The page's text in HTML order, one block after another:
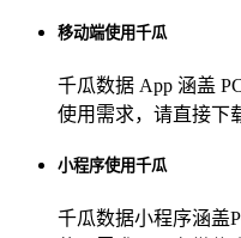
移动端使用千瓜
千瓜数据 App 涵盖
使用需求，请直接下
小程序使用千瓜
千瓜数据小程序涵盖